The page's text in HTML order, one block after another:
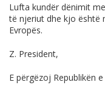
Lufta kundër dënimit
të njeriut dhe kjo është
Evropës.
Z. President,
E përgëzoj Republikën